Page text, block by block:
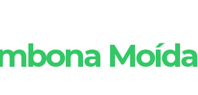
Moída